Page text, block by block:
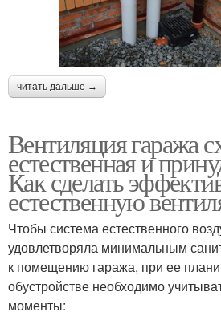
читать дальше →
Вентиляция гаража
естественная и
Как сделать
естественную
Чтобы система естественного
удовлетворяла минимальным
к помещению гаража, при ее
обустройстве необходимо
моменты: